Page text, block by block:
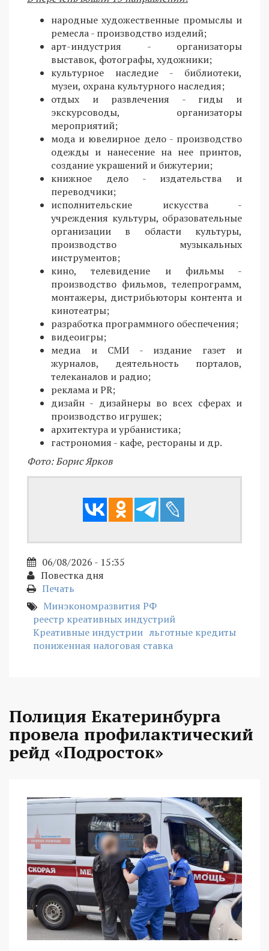
народные художественные промыслы и
ремесла - производство изделий;
арт-индустрия - организаторы
выставок, фотографы, художники;
культурное наследие - библиотеки,
музеи, охрана культурного наследия;
отдых и развлечения - гиды и
экскурсоводы, организаторы
мероприятий;
мода и ювелирное дело - производство
одежды и нанесение на нее принтов,
создание украшений и бижутерии;
книжное дело - издательства и
переводчики;
исполнительские искусства -
учреждения культуры, образовательные
организации в области культуры,
производство музыкальных
инструментов;
кино, телевидение и фильмы -
производство фильмов, телепрограмм,
монтажеры, дистрибьюторы контента и
кинотеатры;
разработка программного обеспечения;
видеоигры;
медиа и СМИ - издание газет и
журналов, деятельность порталов,
телеканалов и радио;
реклама и PR;
дизайн - дизайнеры во всех сферах и
производство игрушек;
архитектура и урбанистика;
гастрономия - кафе, рестораны и др.
Фото: Борис Ярков
06/08/2026 - 15:35
Повестка дня
Печать
Минэкономразвития РФ
реестр креативных индустрий
Креативные индустрии льготные кредиты
пониженная налоговая ставка
Полиция Екатеринбурга
провела профилактический
рейд «Подросток»